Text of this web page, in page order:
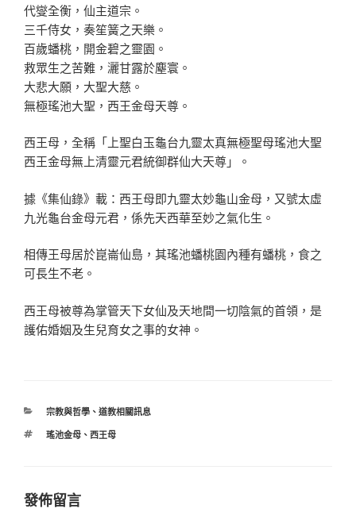
代燮全衡，仙主道宗。
三千侍女，奏笙簧之天樂。
百歲蟠桃，開金碧之靈園。
救眾生之苦難，灑甘露於塵寰。
大悲大願，大聖大慈。
無極瑤池大聖，西王金母天尊。
西王母，全稱「上聖白玉龜台九靈太真無極聖母瑤池大聖
西王金母無上清靈元君統御群仙大天尊」。
據《集仙錄》載：西王母即九靈太妙龜山金母，又號太虛
九光龜台金母元君，係先天西華至妙之氣化生。
相傳王母居於崑崙仙島，其瑤池蟠桃園內種有蟠桃，食之
可長生不老。
西王母被尊為掌管天下女仙及天地間一切陰氣的首領，是
護佑婚姻及生兒育女之事的女神。
分
宗教與哲學、 道教相關訊息
標
瑤池金母、 西王母
發佈留言